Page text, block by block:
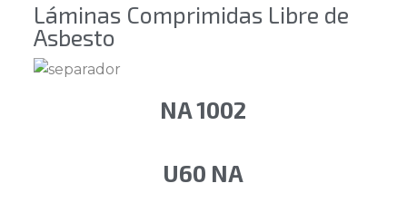
Láminas Comprimidas Libre de
Asbesto
NA 1002
U60 NA